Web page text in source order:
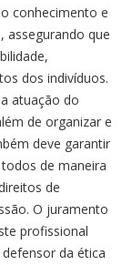
conhecimento e
assegurando que
dos indivíduos.
atuação do
de organizar e
deve garantir
de maneira
de
O juramento
profissional
da ética